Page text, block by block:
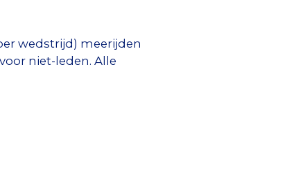
wedstrijd) meerijden
niet-leden. Alle